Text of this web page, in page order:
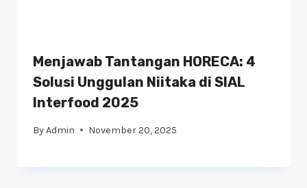
Menjawab Tantangan HORECA: 4
Solusi Unggulan Niitaka di SIAL
Interfood 2025
ByAdmin November 20, 2025